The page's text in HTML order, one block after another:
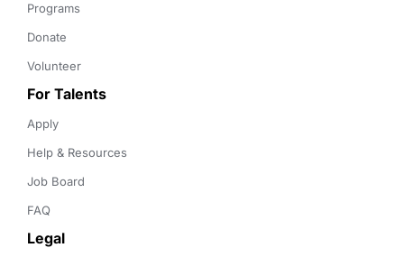
Programs
Donate
Volunteer
For Talents
Apply
Help & Resources
Job Board
FAQ
Legal